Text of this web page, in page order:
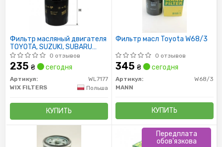
Фильтр масляный двигателя
TOYOTA, SUZUKI, SUBARU
WL7177/OP621 (пр-во WIX-
Filtron)
0 отзывов
235 ₴ сегодня
Артикул:
WL7177
WIX FILTERS
Польша
КУПИТЬ
Фильтр масл Toyota W68/3
0 отзывов
345 ₴ сегодня
Артикул:
W68/3
MANN
КУПИТЬ
Передплата
обов'язкова